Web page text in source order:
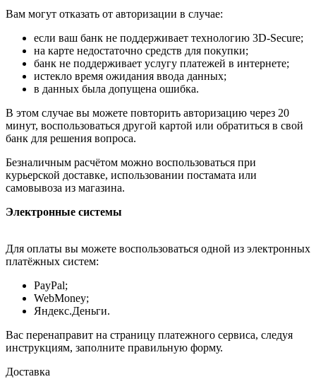
Вам могут отказать от авторизации в случае:
если ваш банк не поддерживает технологию 3D-Secure;
на карте недостаточно средств для покупки;
банк не поддерживает услугу платежей в интернете;
истекло время ожидания ввода данных;
в данных была допущена ошибка.
В этом случае вы можете повторить авторизацию через 20
минут, воспользоваться другой картой или обратиться в свой
банк для решения вопроса.
Безналичным расчётом можно воспользоваться при
курьерской доставке, использовании постамата или
самовывоза из магазина.
Электронные системы
Для оплаты вы можете воспользоваться одной из электронных
платёжных систем:
PayPal;
WebMoney;
Яндекс.Деньги.
Вас перенаправит на страницу платежного сервиса, следуя
инструкциям, заполните правильную форму.
Доставка